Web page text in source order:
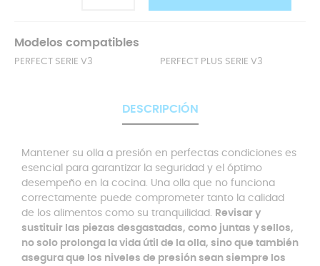
Modelos compatibles
PERFECT SERIE V3 PERFECT PLUS SERIE V3
DESCRIPCIÓN
Mantener su olla a presión en perfectas condiciones es
esencial para garantizar la seguridad y el óptimo
desempeño en la cocina. Una olla que no funciona
correctamente puede comprometer tanto la calidad
de los alimentos como su tranquilidad. Revisar y
sustituir las piezas desgastadas, como juntas y sellos,
no solo prolonga la vida útil de la olla, sino que también
asegura que los niveles de presión sean siempre los